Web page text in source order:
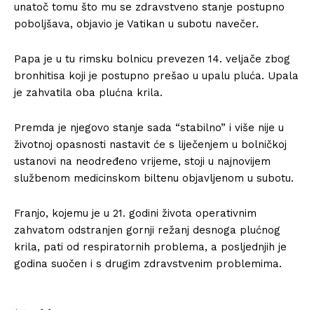
unatoč tomu što mu se zdravstveno stanje postupno
poboljšava, objavio je Vatikan u subotu navečer.
Papa je u tu rimsku bolnicu prevezen 14. veljače zbog
bronhitisa koji je postupno prešao u upalu pluća. Upala
je zahvatila oba plućna krila.
Premda je njegovo stanje sada “stabilno” i više nije u
životnoj opasnosti nastavit će s liječenjem u bolničkoj
ustanovi na neodređeno vrijeme, stoji u najnovijem
službenom medicinskom biltenu objavljenom u subotu.
Franjo, kojemu je u 21. godini života operativnim
zahvatom odstranjen gornji režanj desnoga plućnog
krila, pati od respiratornih problema, a posljednjih je
godina suočen i s drugim zdravstvenim problemima.